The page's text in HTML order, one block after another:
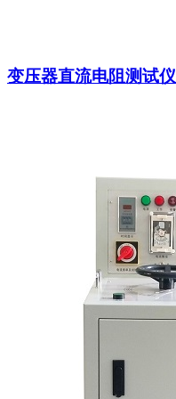
变压器直流电阻测试仪